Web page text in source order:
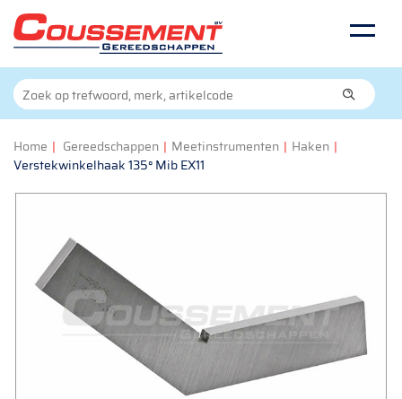
Home | Gereedschappen | Meetinstrumenten | Haken |
Verstekwinkelhaak 135° Mib EX11